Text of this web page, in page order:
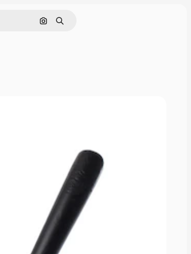
画像で検索
検索